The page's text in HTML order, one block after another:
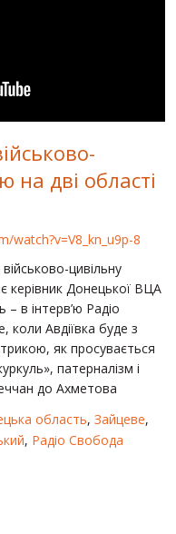
на дві області
watch?v=V8_kn_u9p-8
цивільну
керівник Донецької ВЦА
в інтерв’ю Радіо
коли Авдіївка буде з
як просувається
патерналізм і
до Ахметова
область, Зайцеве,
, Радіо Свобода